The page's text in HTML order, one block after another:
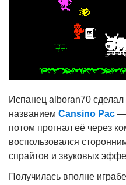
Испанец alboran70
названием Cansino Pac —
потом прогнал её через
воспользовался
спрайтов и звуковых
Получилась вполне